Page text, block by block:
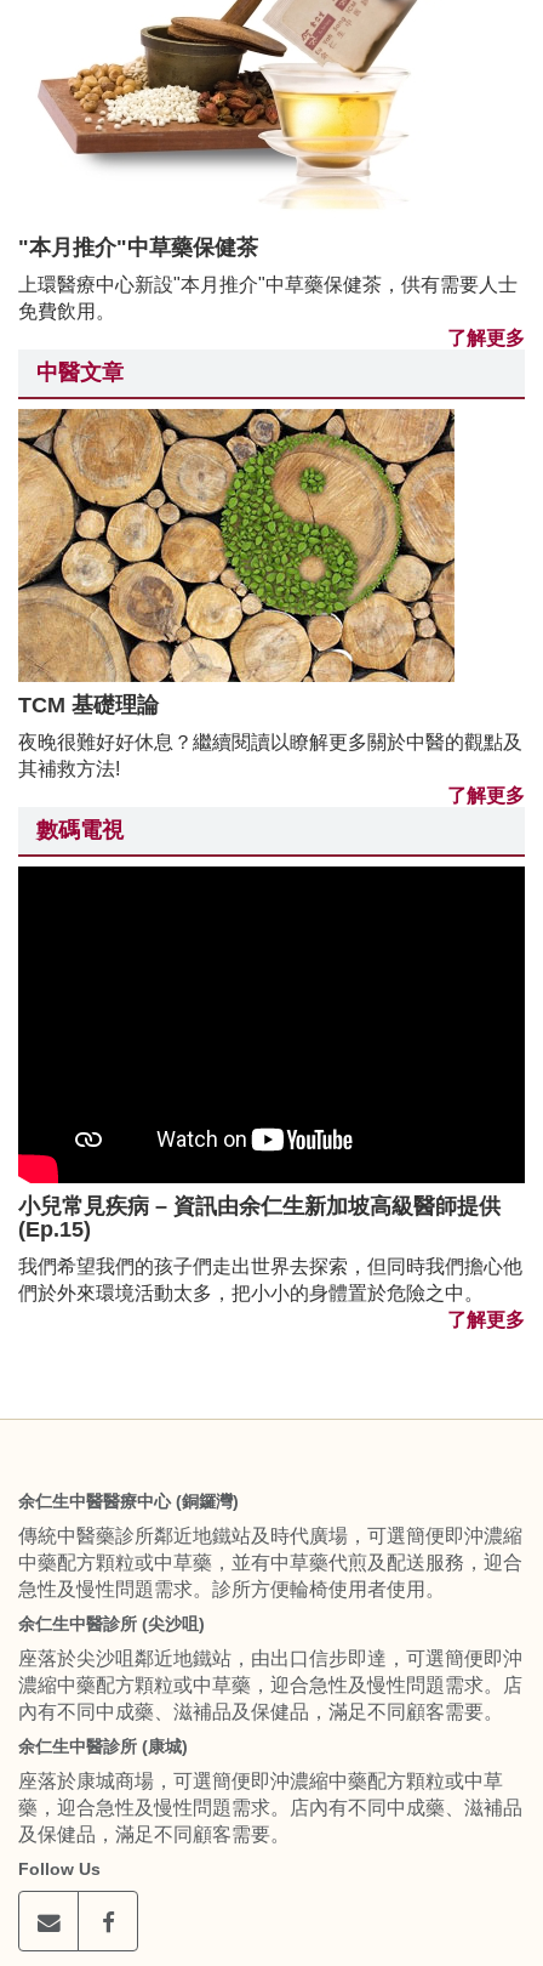
"本月推介"中草藥保健茶
上環醫療中心新設"本月推介"中草藥保健茶，供有需要人士
免費飲用。
了解更多
中醫文章
TCM 基礎理論
夜晚很難好好休息？繼續閱讀以瞭解更多關於中醫的觀點及
其補救方法!
了解更多
數碼電視
小兒常見疾病 – 資訊由余仁生新加坡高級醫師提供
(Ep.15)
我們希望我們的孩子們走出世界去探索，但同時我們擔心他
們於外來環境活動太多，把小小的身體置於危險之中。
了解更多
余仁生中醫醫療中心 (銅鑼灣)
傳統中醫藥診所鄰近地鐵站及時代廣場，可選簡便即沖濃縮
中藥配方顆粒或中草藥，並有中草藥代煎及配送服務，迎合
急性及慢性問題需求。診所方便輪椅使用者使用。
余仁生中醫診所 (尖沙咀)
座落於尖沙咀鄰近地鐵站，由出口信步即達，可選簡便即沖
濃縮中藥配方顆粒或中草藥，迎合急性及慢性問題需求。店
內有不同中成藥、滋補品及保健品，滿足不同顧客需要。
余仁生中醫診所 (康城)
座落於康城商場，可選簡便即沖濃縮中藥配方顆粒或中草
藥，迎合急性及慢性問題需求。店內有不同中成藥、滋補品
及保健品，滿足不同顧客需要。
Follow Us